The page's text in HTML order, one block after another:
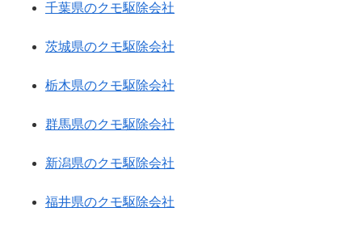
千葉県のクモ駆除会社
茨城県のクモ駆除会社
栃木県のクモ駆除会社
群馬県のクモ駆除会社
新潟県のクモ駆除会社
福井県のクモ駆除会社